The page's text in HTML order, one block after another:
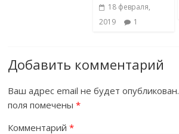
18 февраля,
2019
1
Добавить комментарий
Ваш адрес email не будет опубликован.
поля помечены*
Комментарий*